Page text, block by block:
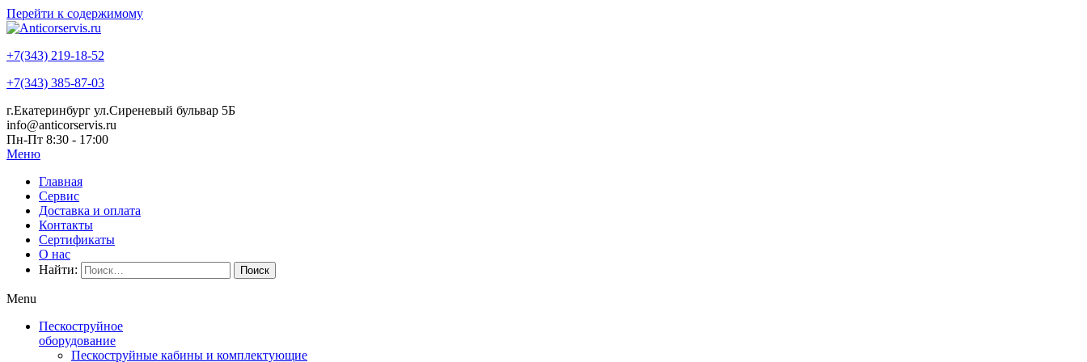
Перейти к содержимому
+7(343) 219-18-52
+7(343) 385-87-03
г.Екатеринбург ул.Сиреневый бульвар 5Б
info@anticorservis.ru
Пн-Пт 8:30 - 17:00
Меню
Главная
Сервис
Доставка и оплата
Контакты
Сертификаты
О нас
Найти:
Menu
Пескоструйное
оборудование
Пескоструйные кабины и комплектующие